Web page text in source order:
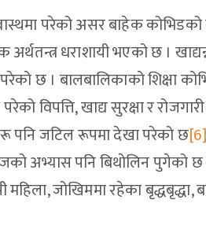
परेको असर बाहेक
अर्थतन्त्र धराशायी भएको छ ।
छ । बालबालिकाको शिक्षा
परेको विपत्ति, खाद्य सुरक्षा र
पनि जटिल रूपमा देखा परेको छ[6]
अभ्यास पनि बिथोलिन
महिला, जोखिममा रहेका